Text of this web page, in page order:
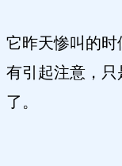
它昨天惨叫的
有引起注意，
了。